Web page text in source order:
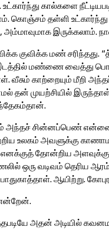
உட்கார்ந்து கால்களை
கொஞ்சம் தள்ளி
அம்மாவுமாக இருக்கலாம்.
குவிக்க மண்
மண்ணை வைத்து
காற்றையும் மீறி
தன் முயற்சியில்
அந்தச் சின்னப்பெண் என்னைப்
உலகம் அவளுக்கு
தோன்றிய
ஒரு வடிவம் தெரிய
ஆயிற்று.
அதன் அடியில்